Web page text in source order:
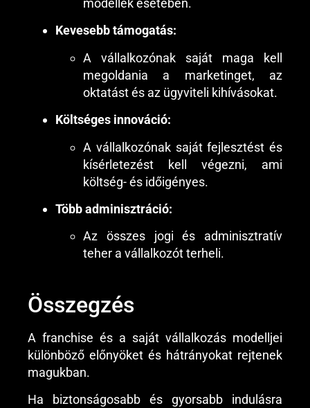
modellek esetében.
Kevesebb támogatás:
A vállalkozónak saját maga kell
megoldania a marketinget, az
oktatást és az ügyviteli kihívásokat.
Költséges innováció:
A vállalkozónak saját fejlesztést és
kísérletezést kell végezni, ami
költség- és időigényes.
Több adminisztráció:
Az összes jogi és adminisztratív
teher a vállalkozót terheli.
Összegzés
A franchise és a saját vállalkozás modelljei
különböző előnyöket és hátrányokat rejtenek
magukban.
Ha biztonságosabb és gyorsabb indulásra